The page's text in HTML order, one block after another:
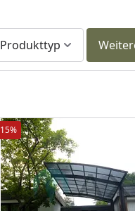
Produkttyp